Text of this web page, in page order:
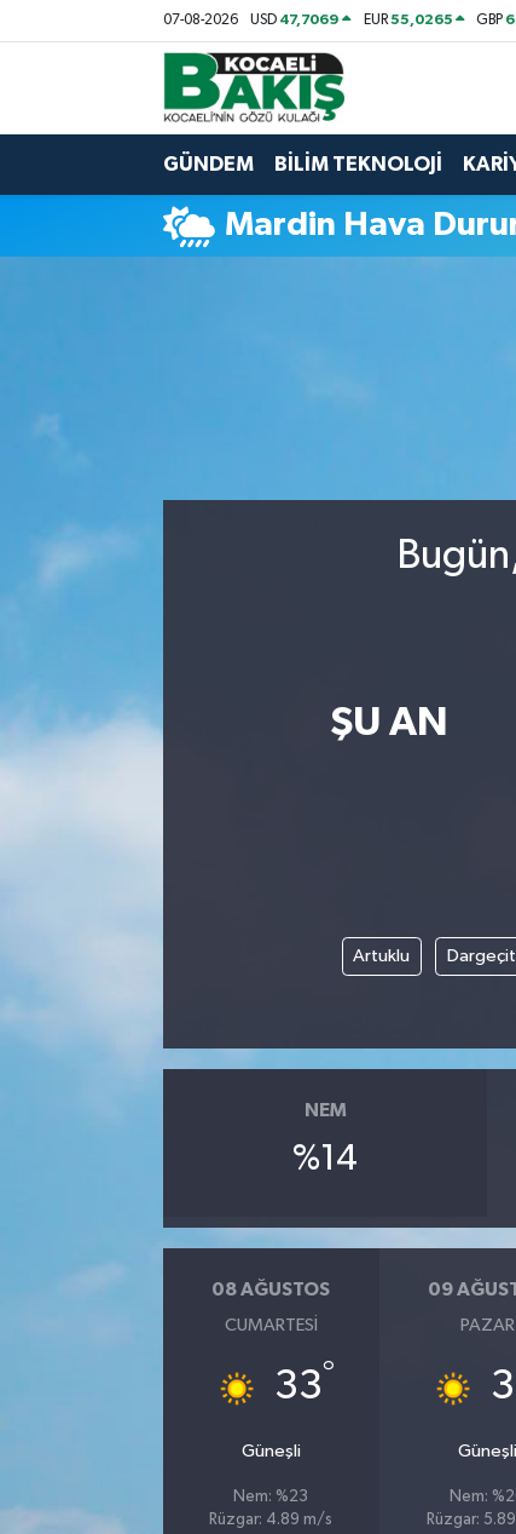
07-08-2026 USD 47,7069 EUR55,0265 GBP
GÜNDEM BİLİM TEKNOLOJİ
Mardin Hava
ŞU AN
Artuklu Dargeçit
NEM
%14
08 AĞUSTOS
CUMARTESI
33°
Güneşli
Nem: %23
Rüzgar: 4.89 m/s
09
PAZAR
Güneşli
Nem:
Rüzgar:
Kocaeli Nöbetçi Eczaneler
Kocaeli Hava Durumu
Kocaeli Trafik Yoğunluk Haritası